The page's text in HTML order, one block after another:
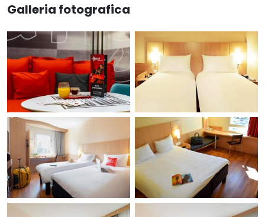
Galleria fotografica